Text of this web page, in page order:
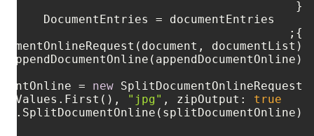
};
documentList);
= new
"jpg" , zipOutput: true